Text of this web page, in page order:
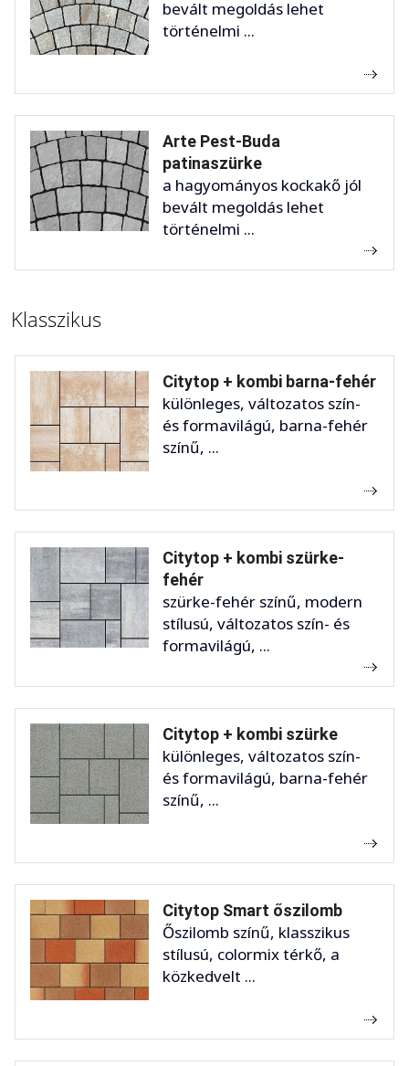
bevált megoldás lehet
történelmi ...
Arte Pest-Buda
patinaszürke
a hagyományos kockakő jól
bevált megoldás lehet
történelmi ...
Klasszikus
Citytop + kombi barna-fehér
különleges, változatos szín-
és formavilágú, barna-fehér
színű, ...
Citytop + kombi szürke-
fehér
szürke-fehér színű, modern
stílusú, változatos szín- és
formavilágú, ...
Citytop + kombi szürke
különleges, változatos szín-
és formavilágú, barna-fehér
színű, ...
Citytop Smart őszilomb
Őszilomb színű, klasszikus
stílusú, colormix térkő, a
közkedvelt ...